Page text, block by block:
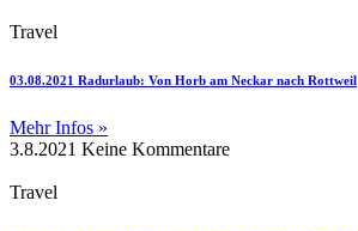
Travel
03.08.2021 Radurlaub: Von Horb am Neckar nach Rottweil
Mehr Infos »
3.8.2021 Keine Kommentare
Travel